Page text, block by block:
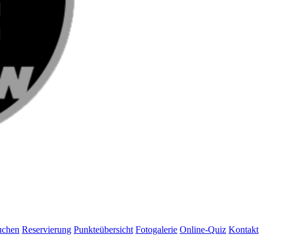
Reservierung Punkteübersicht Fotogalerie Online-Quiz Kontakt